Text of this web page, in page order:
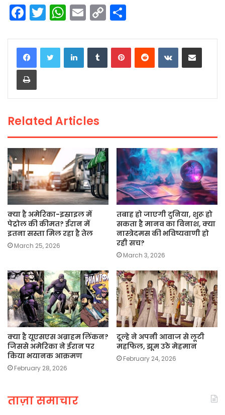
F
a
c
e
b
o
k
T
w
itt
er
W
h
a
ts
p
E
m
ai
C
o
p
n
ar
LinkedInTumblrPinterestReddit VKontakteShare via Email
Print
Related Articles
क्या है अमेरिका-इस्राइल में
पेट्रोल की कीमत? ईरान में
इतना सस्ता मिल रहा है तेल
March 25, 2026
तबाह हो जाएगी दुनिया, शुरू हो
सकता है मानव का विनाश, क्या
नास्त्रेदमस की भविष्यवाणी हो
रही सच?
March 3, 2026
क्या है यूएसएस अब्राहम लिंकन?
जिससे अमेरिका ने ईरान पर
किया भयानक आक्रमण
February 28, 2026
दूल्हे ने अपनी आवाज से लूटी
महफिल, झूम उठे मेहमान
February 24, 2026
ताज़ा समाचार